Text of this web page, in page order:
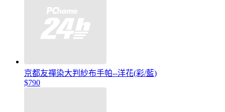
京都友禪染大判紗布手帕--洋花(彩/藍)
$790